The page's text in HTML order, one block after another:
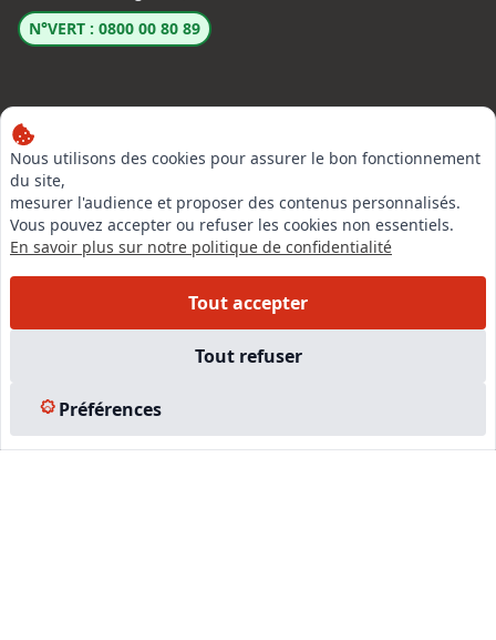
Nous utilisons des cookies pour assurer le bon fonctionnement
du site,
mesurer l'audience et proposer des contenus personnalisés.
Vous pouvez accepter ou refuser les cookies non essentiels.
En savoir plus sur notre politique de confidentialité
Tout accepter
Tout refuser
Préférences
N°VERT : 0800 00 80 89
LinkedIn
Instagram
Facebook
EN SAVOIR PLUS
Formations
Nous rejoindre